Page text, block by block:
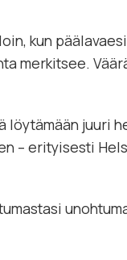
kun
merkitsee.
juuri
– erityisesti